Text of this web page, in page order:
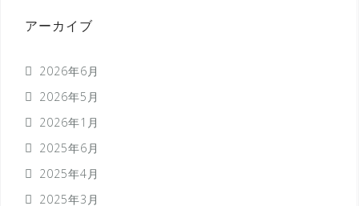
アーカイブ
2026年6月
2026年5月
2026年1月
2025年6月
2025年4月
2025年3月